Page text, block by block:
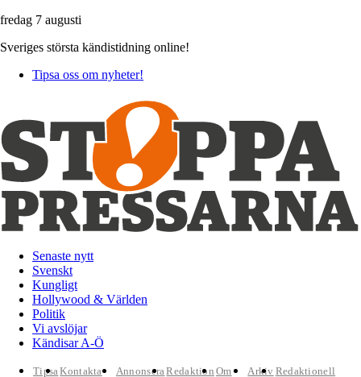
fredag 7 augusti
Sveriges största kändistidning online!
Tipsa oss om nyheter!
Senaste nytt
Svenskt
Kungligt
Hollywood & Världen
Politik
Vi avslöjar
Kändisar A-Ö
TipsaKontakta
AnnonseraRedaktion Om
Arkiv Redaktionell